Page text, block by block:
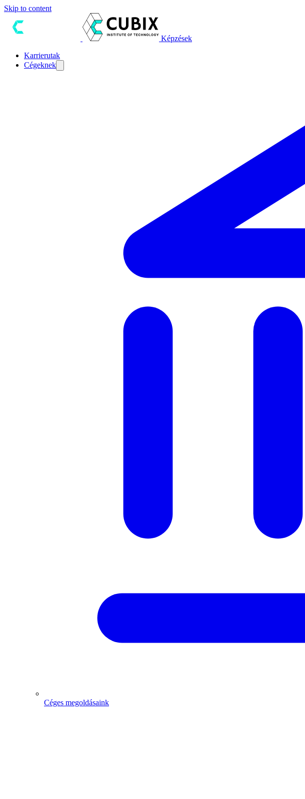
Skip to content
Képzések
Karrierutak
Cégeknek
Céges megoldásaink